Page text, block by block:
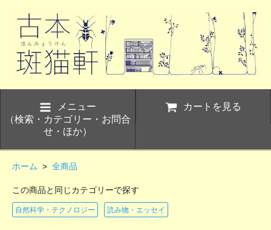
メニュー
（検索・カテゴリー・お問合
せ・ほか）
カートを見る
ホーム > 全商品
この商品と同じカテゴリーで探す
自然科学・テクノロジー 読み物・エッセイ